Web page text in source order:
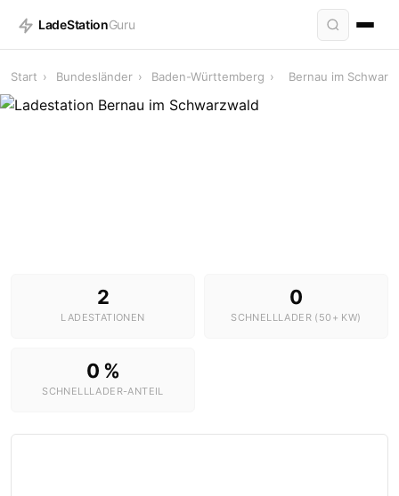
LadeStationGuru
Start › Bundesländer › Baden-Württemberg › Bernau im
2
LADESTATIONEN
0
SCHNELLLADER (50+ KW)
0 %
SCHNELLLADER-ANTEIL